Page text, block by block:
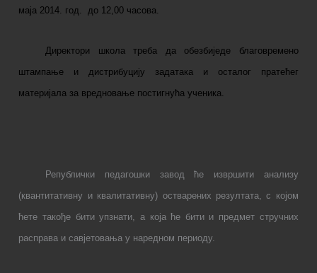
маја 2014. год. до 12,00 часова.
Директори школа треба да обезбиједе благовремено
штампање и дистрибуцију задатака и осталог пратећег
материјала за вредновање постигнућа ученика.
Републички педагошки завод ће извршити анализу
(квантитативну и квалитативну) остварених резултата, с којом
ћете такође бити упзнати, а која ће бити и предмет стручних
расправа и савјетовања у наредном периоду.